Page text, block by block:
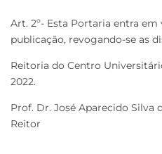
Art. 2º- Esta Portaria entra
publicação, revogando-se as
Reitoria do Centro
2022.
Prof. Dr. José Aparecido Silva
Reitor